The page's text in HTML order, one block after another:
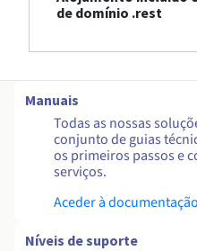
de domínio .rest
Manuais
Todas as nossas
conjunto de guias
os primeiros passos e
serviços.
Aceder à documentação
Níveis de suporte